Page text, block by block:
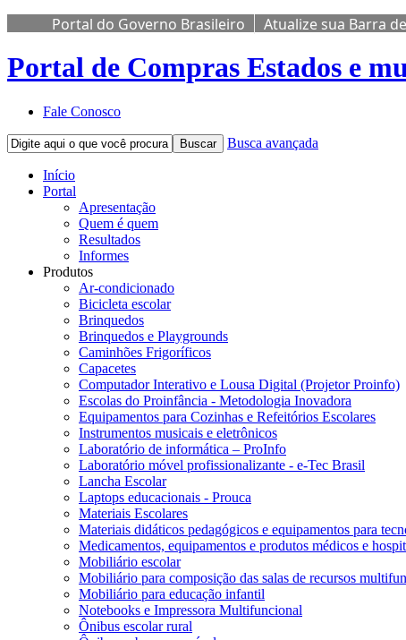
Portal do Governo Brasileiro Atualize sua Barra
Portal de Compras Estados e
Fale Conosco
Buscar Busca avançada
Início
Portal
Apresentação
Quem é quem
Resultados
Informes
Produtos
Ar-condicionado
Bicicleta escolar
Brinquedos
Brinquedos e Playgrounds
Caminhões Frigoríficos
Capacetes
Computador Interativo e Lousa Digital (Projetor Proinfo)
Escolas do Proinfância - Metodologia Inovadora
Equipamentos para Cozinhas e Refeitórios Escolares
Instrumentos musicais e eletrônicos
Laboratório de informática – ProInfo
Laboratório móvel profissionalizante - e-Tec Brasil
Lancha Escolar
Laptops educacionais - Prouca
Materiais Escolares
Materiais didáticos pedagógicos e equipamentos para
Medicamentos, equipamentos e produtos médicos e
Mobiliário escolar
Mobiliário para composição das salas de recursos
Mobiliário para educação infantil
Notebooks e Impressora Multifuncional
Ônibus escolar rural